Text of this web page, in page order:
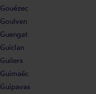
Gouézec
Goulven
Guengat
Guiclan
Guilers
Guimaëc
Guipavas